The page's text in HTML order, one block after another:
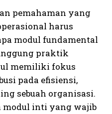
pemahaman yang
harus
modul fundamental
praktik
memiliki fokus
pada efisiensi,
sebuah organisasi.
modul inti yang wajib